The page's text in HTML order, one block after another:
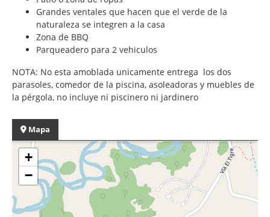
Grandes ventales que hacen que el verde de la
naturaleza se integren a la casa
Zona de BBQ
Parqueadero para 2 vehiculos
NOTA: No esta amoblada unicamente entrega los dos
parasoles, comedor de la piscina, asoleadoras y muebles de
la pérgola, no incluye ni piscinero ni jardinero
Mapa
+
−